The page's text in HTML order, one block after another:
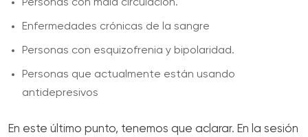
Personas con mala circulación.
Enfermedades crónicas de la sangre
Personas con esquizofrenia y bipolaridad.
Personas que actualmente están usando
antidepresivos
En este último punto, tenemos que aclarar. En la sesión